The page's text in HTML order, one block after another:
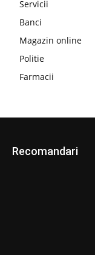
Servicii
Banci
Magazin online
Politie
Farmacii
Recomandari